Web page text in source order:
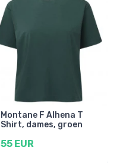
Montane F Alhena T
Shirt, dames, groen
55 EUR